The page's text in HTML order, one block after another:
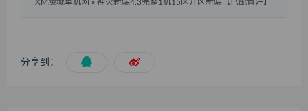
XM魔域单机网 » 神火新端4.3完整1机15区开区新端【已配置好】
分享到：